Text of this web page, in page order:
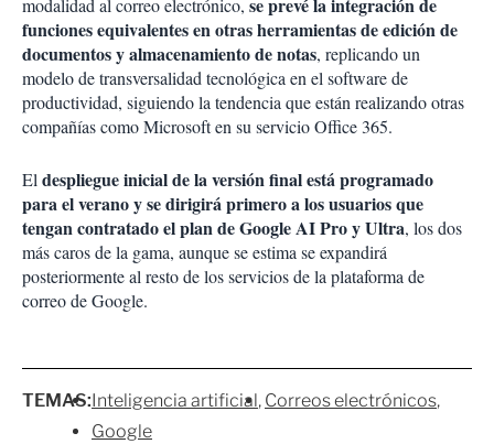
modalidad al correo electrónico, se prevé la integración de
funciones equivalentes en otras herramientas de edición de
documentos y almacenamiento de notas, replicando un
modelo de transversalidad tecnológica en el software de
productividad, siguiendo la tendencia que están realizando otras
compañías como Microsoft en su servicio Office 365.
Eldespliegue inicial de la versión final está programado
para el verano y se dirigirá primero a los usuarios que
tengan contratado el plan de Google AI Pro y Ultra, los dos
más caros de la gama, aunque se estima se expandirá
posteriormente al resto de los servicios de la plataforma de
correo de Google.
TEMAS:Inteligencia artificial
Correos electrónicos
Google